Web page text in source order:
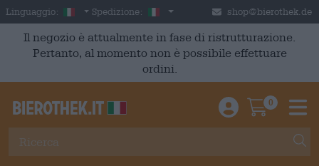
Skip to main content
Linguaggio: Italian
Spedizione: Italia shop@bierothek.de
Il negozio è attualmente in fase di ristrutturazione.
Pertanto, al momento non è possibile effettuare
ordini.
Einloggen /
0